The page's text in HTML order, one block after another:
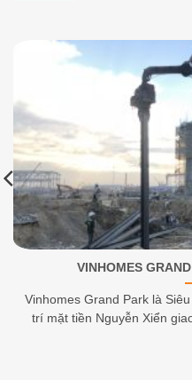
VINHOMES
Vinhomes Grand Park là
trí mặt tiền Nguyễn Xiển